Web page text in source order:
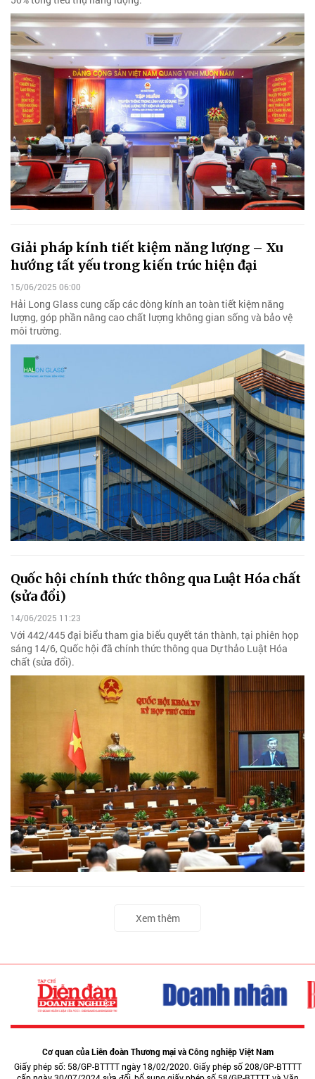
Giải pháp kính tiết kiệm năng lượng – Xu
hướng tất yếu trong kiến trúc hiện đại
15/06/2025 06:00
Hải Long Glass cung cấp các dòng kính an toàn tiết kiệm năng
lượng, góp phần nâng cao chất lượng không gian sống và bảo vệ
môi trường.
Quốc hội chính thức thông qua Luật Hóa chất
(sửa đổi)
14/06/2025 11:23
Với 442/445 đại biểu tham gia biểu quyết tán thành, tại phiên họp
sáng 14/6, Quốc hội đã chính thức thông qua Dự thảo Luật Hóa
chất (sửa đổi).
Xem thêm
Cơ quan của Liên đoàn Thương mại và Công nghiệp Việt Nam
Giấy phép số: 58/GP-BTTTT ngày 18/02/2020. Giấy phép số 208/GP-BTTTT